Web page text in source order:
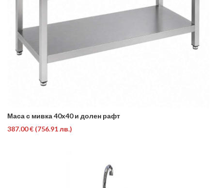
Маса с мивка 40х40 и долен рафт
387.00 € (756.91 лв.)